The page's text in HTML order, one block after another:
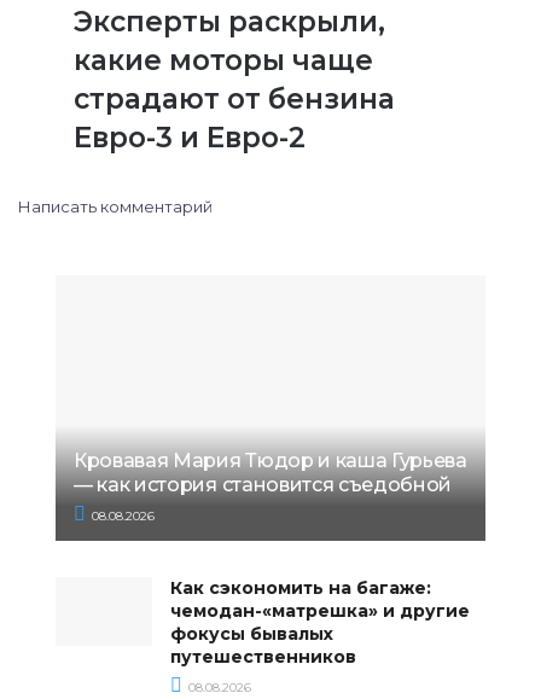
Эксперты раскрыли,
какие моторы чаще
страдают от бензина
Евро-3 и Евро-2
Написать комментарий
Кровавая Мария Тюдор и каша Гурьева
— как история становится съедобной
08.08.2026
Как сэкономить на багаже:
чемодан-«матрешка» и другие
фокусы бывалых
путешественников
08.08.2026